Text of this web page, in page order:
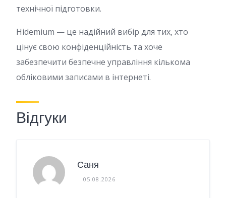
технічної підготовки.
Hidemium — це надійний вибір для тих, хто
цінує свою конфіденційність та хоче
забезпечити безпечне управління кількома
обліковими записами в інтернеті.
Відгуки
Саня
05.08.2026